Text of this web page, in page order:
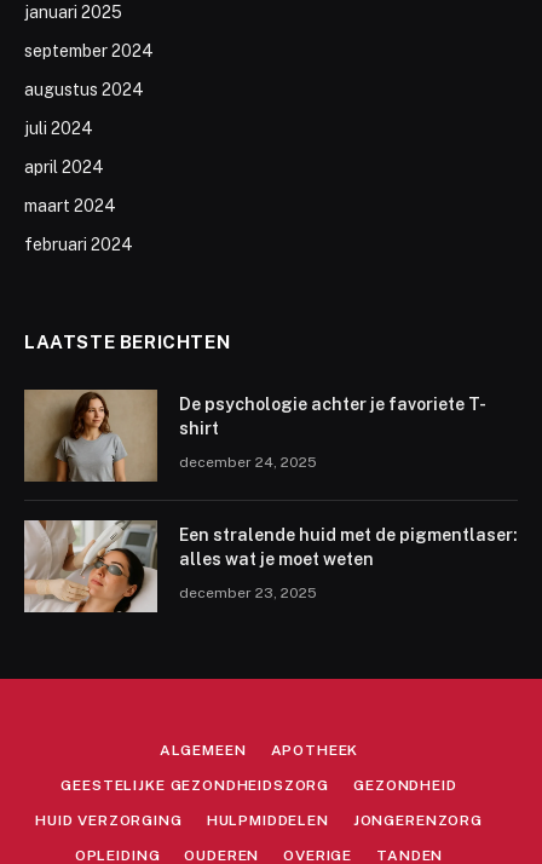
januari 2025
september 2024
augustus 2024
juli 2024
april 2024
maart 2024
februari 2024
LAATSTE BERICHTEN
De psychologie achter je favoriete T-
shirt
december 24, 2025
Een stralende huid met de pigmentlaser:
alles wat je moet weten
december 23, 2025
ALGEMEEN APOTHEEK
GEESTELIJKE GEZONDHEIDSZORG GEZONDHEID
HUID VERZORGING HULPMIDDELEN JONGERENZORG
OPLEIDING OUDEREN OVERIGE TANDEN